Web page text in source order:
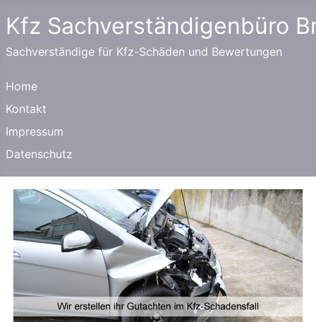
Kfz Sachverständigenbüro
Sachverständige für Kfz-Schäden und Bewertungen
Home
Kontakt
Impressum
Datenschutz